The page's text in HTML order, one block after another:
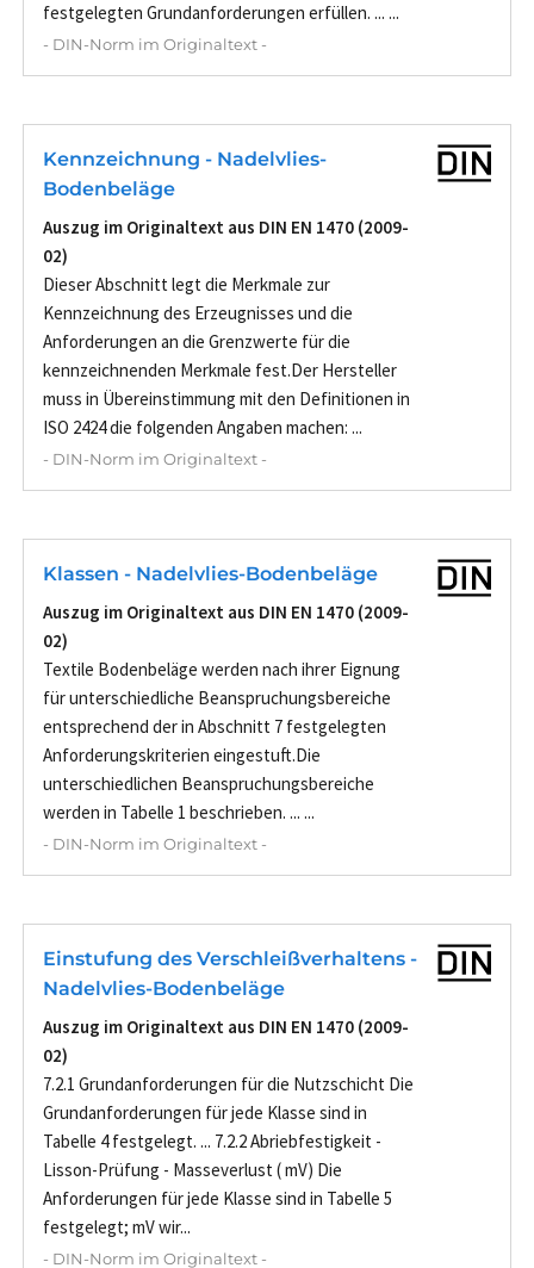
festgelegten Grundanforderungen erfüllen. ... ...
- DIN-Norm im Originaltext -
Kennzeichnung - Nadelvlies-
Bodenbeläge
Auszug im Originaltext aus DIN EN 1470 (2009-
02)
Dieser Abschnitt legt die Merkmale zur
Kennzeichnung des Erzeugnisses und die
Anforderungen an die Grenzwerte für die
kennzeichnenden Merkmale fest.Der Hersteller
muss in Übereinstimmung mit den Definitionen in
ISO 2424 die folgenden Angaben machen: ...
- DIN-Norm im Originaltext -
Klassen - Nadelvlies-Bodenbeläge
Auszug im Originaltext aus DIN EN 1470 (2009-
02)
Textile Bodenbeläge werden nach ihrer Eignung
für unterschiedliche Beanspruchungsbereiche
entsprechend der in Abschnitt 7 festgelegten
Anforderungskriterien eingestuft.Die
unterschiedlichen Beanspruchungsbereiche
werden in Tabelle 1 beschrieben. ... ...
- DIN-Norm im Originaltext -
Einstufung des Verschleißverhaltens -
Nadelvlies-Bodenbeläge
Auszug im Originaltext aus DIN EN 1470 (2009-
02)
7.2.1 Grundanforderungen für die Nutzschicht Die
Grundanforderungen für jede Klasse sind in
Tabelle 4 festgelegt. ... 7.2.2 Abriebfestigkeit -
Lisson-Prüfung - Masseverlust ( mV) Die
Anforderungen für jede Klasse sind in Tabelle 5
festgelegt; mV wir...
- DIN-Norm im Originaltext -